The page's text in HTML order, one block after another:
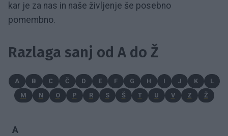
kar je za nas in naše življenje še posebno
pomembno.
Razlaga sanj od A do Ž
A B C Č D E F G H I J K
L
M
N O P R S Š T U V Z Ž
A